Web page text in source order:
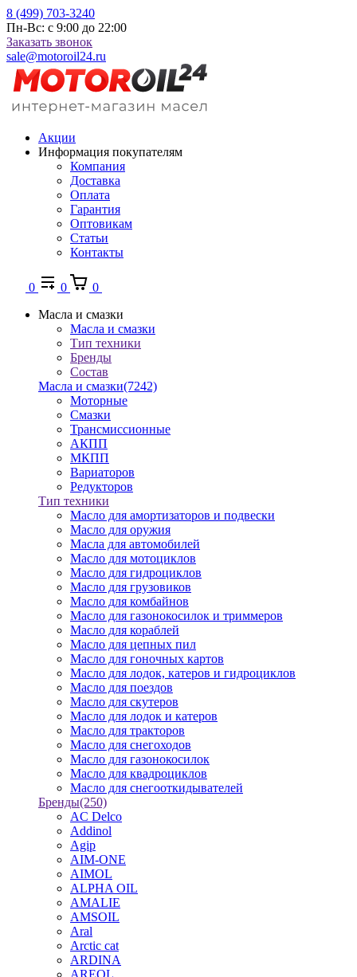
8 (499) 703-3240
Пн-Вс: с 9:00 до 22:00
Заказать звонок
sale@motoroil24.ru
Акции
Информация покупателям
Компания
Доставка
Оплата
Гарантия
Оптовикам
Статьи
Контакты
0 0
0
Масла и смазки
Масла и смазки
Тип техники
Бренды
Состав
Масла и смазки(7242)
Моторные
Смазки
Трансмиссионные
АКПП
МКПП
Вариаторов
Редукторов
Тип техники
Масло для амортизаторов и подвески
Масло для оружия
Масла для автомобилей
Масло для мотоциклов
Масло для гидроциклов
Масло для грузовиков
Масло для комбайнов
Масло для газонокосилок и триммеров
Масло для кораблей
Масло для цепных пил
Масло для гоночных картов
Масло для лодок, катеров и гидроциклов
Масло для поездов
Масло для скутеров
Масло для лодок и катеров
Масло для тракторов
Масло для снегоходов
Масло для газонокосилок
Масло для квадроциклов
Масло для снегооткидывателей
Бренды(250)
AC Delco
Addinol
Agip
AIM-ONE
AIMOL
ALPHA OIL
AMALIE
AMSOIL
Aral
Arctic cat
ARDINA
AREOL